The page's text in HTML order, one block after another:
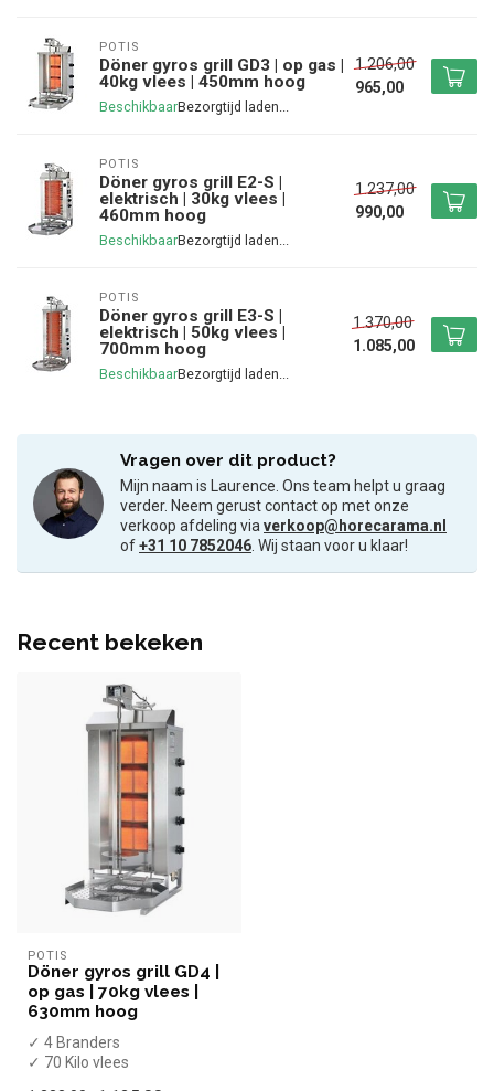
POTIS
Döner gyros grill GD3 | op gas |
40kg vlees | 450mm hoog
Beschikbaar
1.206,00
965,00
POTIS
Döner gyros grill E2-S |
elektrisch | 30kg vlees |
460mm hoog
Beschikbaar
1.237,00
990,00
POTIS
Döner gyros grill E3-S |
elektrisch | 50kg vlees |
700mm hoog
Beschikbaar
1.370,00
1.085,00
Vragen over dit product?
Mijn naam is Laurence. Ons team helpt u graag
verder. Neem gerust contact op met onze
verkoop afdeling viaverkoop@horecarama.nl
of+31 10 7852046. Wij staan voor u klaar!
Recent bekeken
POTIS
Döner gyros grill GD4 |
op gas | 70kg vlees |
630mm hoog
✓ 4 Branders
✓ 70 Kilo vlees